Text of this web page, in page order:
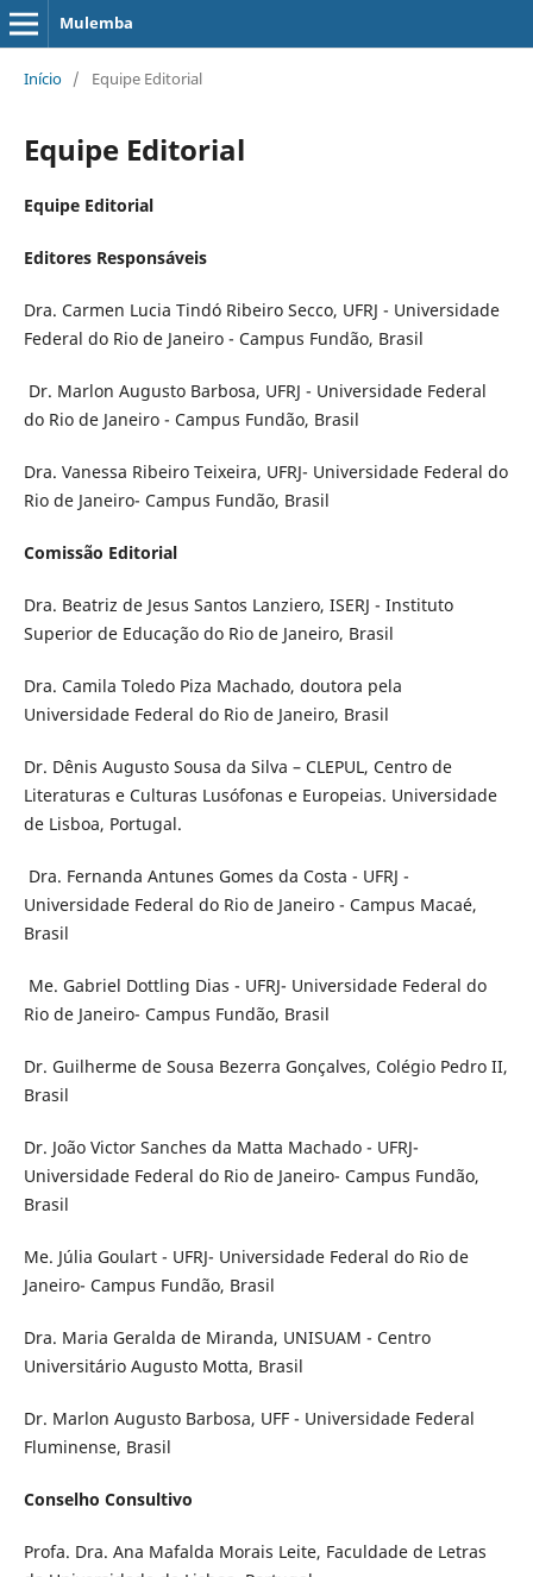
Mulemba
Início / Equipe Editorial
Equipe Editorial
Equipe Editorial
Editores Responsáveis
Dra. Carmen Lucia Tindó Ribeiro Secco, UFRJ - Universidade
Federal do Rio de Janeiro - Campus Fundão, Brasil
Dr. Marlon Augusto Barbosa, UFRJ - Universidade Federal
do Rio de Janeiro - Campus Fundão, Brasil
Dra. Vanessa Ribeiro Teixeira, UFRJ- Universidade Federal do
Rio de Janeiro- Campus Fundão, Brasil
Comissão Editorial
Dra. Beatriz de Jesus Santos Lanziero, ISERJ - Instituto
Superior de Educação do Rio de Janeiro, Brasil
Dra. Camila Toledo Piza Machado, doutora pela
Universidade Federal do Rio de Janeiro, Brasil
Dr. Dênis Augusto Sousa da Silva – CLEPUL, Centro de
Literaturas e Culturas Lusófonas e Europeias. Universidade
de Lisboa, Portugal.
Dra. Fernanda Antunes Gomes da Costa - UFRJ -
Universidade Federal do Rio de Janeiro - Campus Macaé,
Brasil
Me. Gabriel Dottling Dias - UFRJ- Universidade Federal do
Rio de Janeiro- Campus Fundão, Brasil
Dr. Guilherme de Sousa Bezerra Gonçalves, Colégio Pedro II,
Brasil
Dr. João Victor Sanches da Matta Machado - UFRJ-
Universidade Federal do Rio de Janeiro- Campus Fundão,
Brasil
Me. Júlia Goulart - UFRJ- Universidade Federal do Rio de
Janeiro- Campus Fundão, Brasil
Dra. Maria Geralda de Miranda, UNISUAM - Centro
Universitário Augusto Motta, Brasil
Dr. Marlon Augusto Barbosa, UFF - Universidade Federal
Fluminense, Brasil
Conselho Consultivo
Profa. Dra. Ana Mafalda Morais Leite, Faculdade de Letras